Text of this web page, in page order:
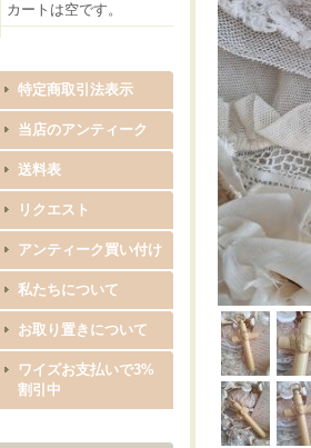
カートは空です。
特定商取引法表示
当店のアンティーク
送料表
リクエスト
アンティーク買い付け
私たちについて
お取り置きについて
ワイズお支払いで3%
割引中